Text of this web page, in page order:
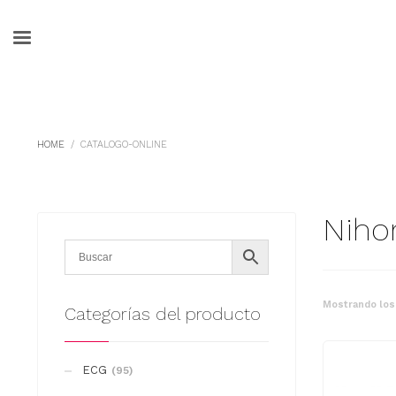
HOME CATALOGO-ONLINE
Mostrando
Categorías del producto
ECG (95)